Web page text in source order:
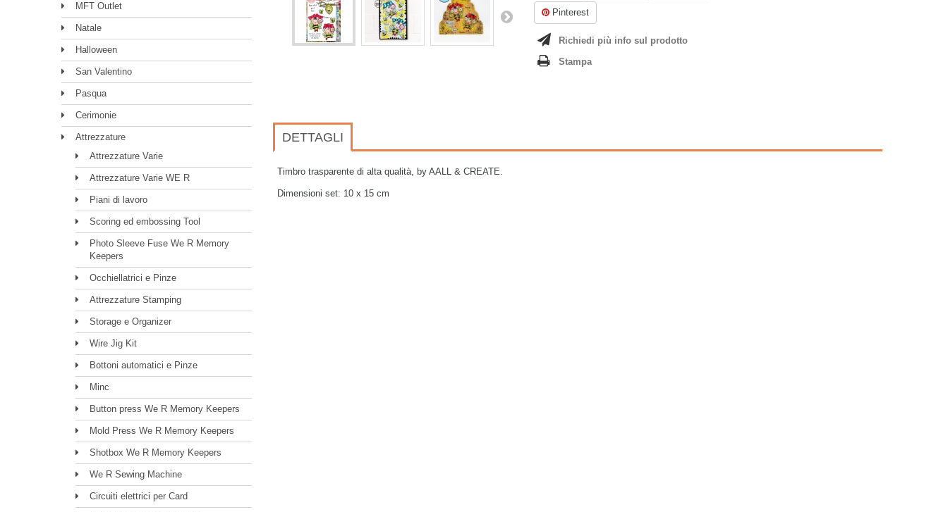
MFT Outlet
Natale
Halloween
San Valentino
Pasqua
Cerimonie
Attrezzature
Attrezzature Varie
Attrezzature Varie WE R
Piani di lavoro
Scoring ed embossing Tool
Photo Sleeve Fuse We R Memory
Keepers
Occhiellatrici e Pinze
Attrezzature Stamping
Storage e Organizer
Wire Jig Kit
Bottoni automatici e Pinze
Minc
Button press We R Memory Keepers
Mold Press We R Memory Keepers
Shotbox We R Memory Keepers
We R Sewing Machine
Circuiti elettrici per Card
Pinterest
Richiedi più info sul prodotto
Stampa
DETTAGLI
Timbro trasparente di alta qualità, by AALL & CREATE.
Dimensioni set: 10 x 15 cm